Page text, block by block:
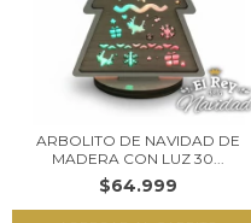
ARBOLITO DE NAVIDAD DE
MADERA CON LUZ 30...
$64.999